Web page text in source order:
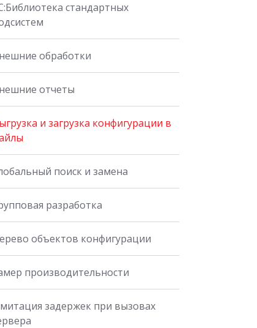
стандартных
обработки
отчеты
и загрузка конфигурации в
поиск и замена
разработка
объектов конфигурации
производительности
задержек при вызовах